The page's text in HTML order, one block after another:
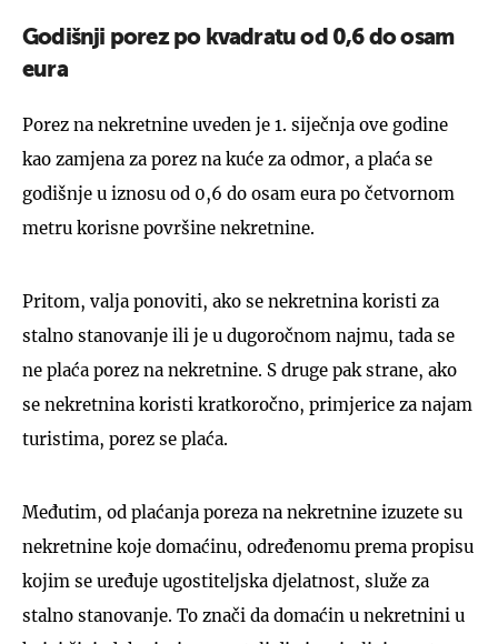
Godišnji porez po kvadratu od 0,6 do osam
eura
Porez na nekretnine uveden je 1. siječnja ove godine
kao zamjena za porez na kuće za odmor, a plaća se
godišnje u iznosu od 0,6 do osam eura po četvornom
metru korisne površine nekretnine.
Pritom, valja ponoviti, ako se nekretnina koristi za
stalno stanovanje ili je u dugoročnom najmu, tada se
ne plaća porez na nekretnine. S druge pak strane, ako
se nekretnina koristi kratkoročno, primjerice za najam
turistima, porez se plaća.
Međutim, od plaćanja poreza na nekretnine izuzete su
nekretnine koje domaćinu, određenomu prema propisu
kojim se uređuje ugostiteljska djelatnost, služe za
stalno stanovanje. To znači da domaćin u nekretnini u